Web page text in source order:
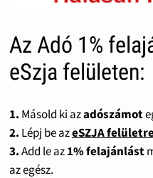
Az Adó 1%
eSzja felületen:
1. Másold ki azadószámot
2. Lépj be azeSZJA
3.Add le az1% felajánlást
az egész.